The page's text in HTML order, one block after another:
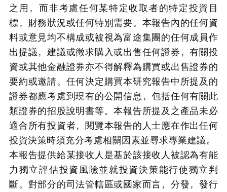
之用，而非考慮任何某特定收取者的特定投資目
標，財務狀況或任何特別需要。本報告內的任何資
料或意見均不構成或被視為富途集團的任何成員作
出提議，建議或徵求購入或出售任何證券，有關投
資或其他金融證券亦不得解釋為購買或出售證券的
要約或邀請。任何決定購買本研究報告中所提及的
證券都應考慮到現有的公開信息，包括任何有關此
類證券的招股說明書等。本報告所提及之產品未必
適合所有投資者，閱覽本報告的人士應在作出任何
投資決策時須充分考慮相關因素並尋求專業建議。
本報告提供給某接收人是基於該接收人被認為有能
力獨立評估投資風險並就投資決策能行使獨立判
斷。對部分的司法管轄區或國家而言，分發，發行